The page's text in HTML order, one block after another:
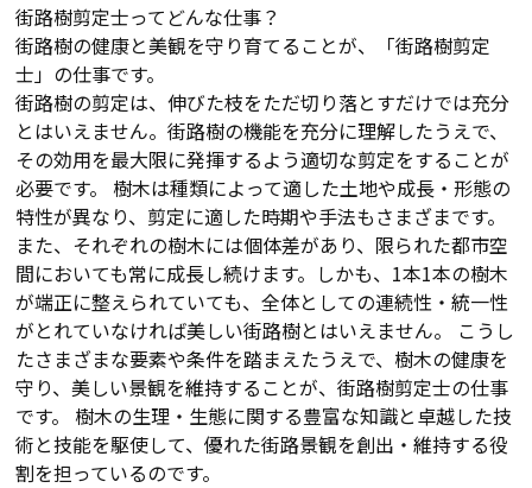
街路樹剪定士ってどんな仕事？
街路樹の健康と美観を守り育てることが、「街路樹剪定
士」の仕事です。
街路樹の剪定は、伸びた枝をただ切り落とすだけでは充分
とはいえません。街路樹の機能を充分に理解したうえで、
その効用を最大限に発揮するよう適切な剪定をすることが
必要です。 樹木は種類によって適した土地や成長・形態の
特性が異なり、剪定に適した時期や手法もさまざまです。
また、それぞれの樹木には個体差があり、限られた都市空
間においても常に成長し続けます。しかも、1本1本の樹木
が端正に整えられていても、全体としての連続性・統一性
がとれていなければ美しい街路樹とはいえません。 こうし
たさまざまな要素や条件を踏まえたうえで、樹木の健康を
守り、美しい景観を維持することが、街路樹剪定士の仕事
です。 樹木の生理・生態に関する豊富な知識と卓越した技
術と技能を駆使して、優れた街路景観を創出・維持する役
割を担っているのです。